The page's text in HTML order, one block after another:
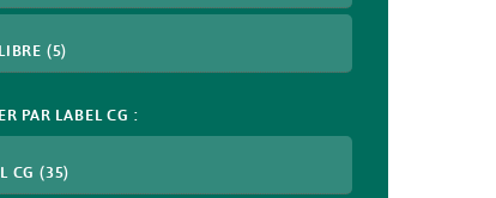
(5)
PAR LABEL CG :
CG(35)